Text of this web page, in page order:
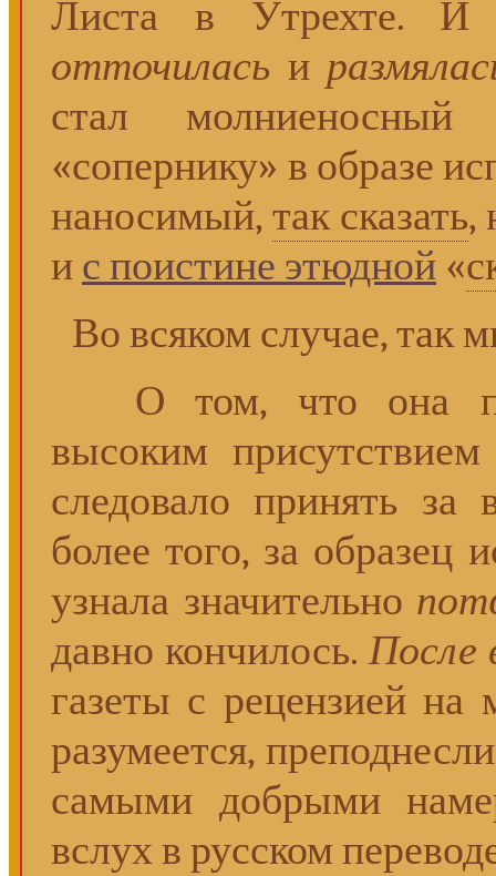
Листа в Утрехте.
отточилась и
стал
«сопернику» в образе
наносимый, так сказать,
и с поистине этюдной «
Во всяком случае, так
О том, что она
высоким
следовало принять за
более того, за образец
узнала значительно
давно кончилось.После
газеты с рецензией на
разумеется,
самыми добрыми
вслух в русском